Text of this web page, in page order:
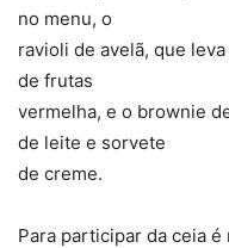
no menu, o
ravioli de avelã, que
de frutas
vermelha, e o brownie
de leite e sorvete
de creme.
Para participar da ceia